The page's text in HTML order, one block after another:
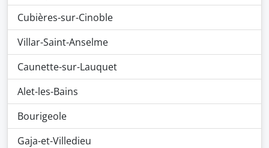
Cubières-sur-Cinoble
Villar-Saint-Anselme
Caunette-sur-Lauquet
Alet-les-Bains
Bourigeole
Gaja-et-Villedieu